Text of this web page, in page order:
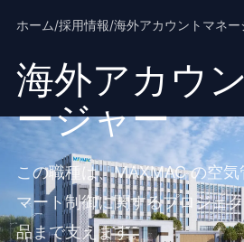
ホーム/採用情報/海外アカウントマネー
海外アカウ
ージャー
この職種は、MAXMAC の空
マート制御に関するプロジェ
品まで支えます。